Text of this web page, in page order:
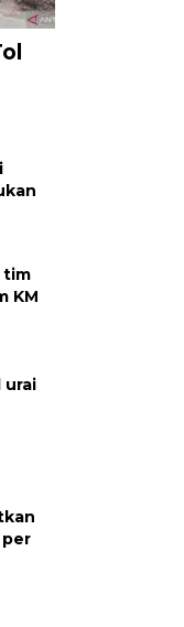
tim
KM
urai